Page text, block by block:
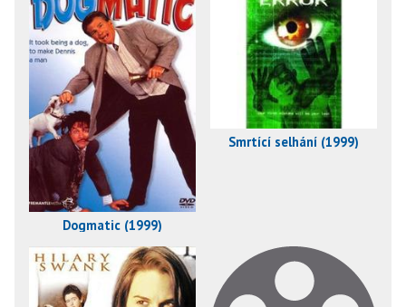
Dogmatic (1999)
Smrtící selhání (1999)